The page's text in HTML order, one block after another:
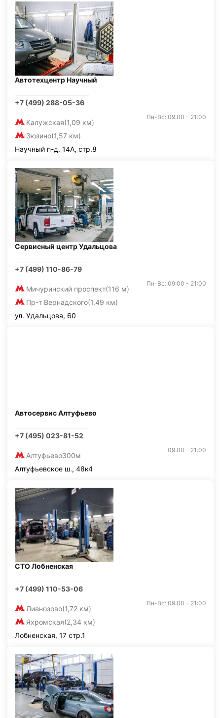
Автотехцентр Научный
+7 (499) 288-05-36
Калужская(1,09 км)
Зюзино(1,57 км)
Пн-Вс: 09:00 - 21:00
Научный п-д, 14А, стр.8
Сервисный центр Удальцова
+7 (499) 110-86-79
Мичуринский проспект(116 м)
Пр-т Вернадского(1,49 км)
Пн-Вс: 09:00 - 21:00
ул. Удальцова, 60
Автосервис Алтуфьево
+7 (495) 023-81-52
Алтуфьево300м
09:00 - 21:00
Алтуфьевское ш., 48к4
СТО Лобненская
+7 (499) 110-53-06
Лианозово(1,72 км)
Яхромская(2,34 км)
Пн-Вс: 09:00 - 21:00
Лобненская, 17 стр.1